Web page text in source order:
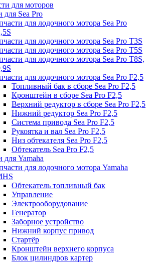
для моторов
для Sea Pro
для лодочного мотора Sea Pro
для лодочного мотора Sea Pro Т3S
для лодочного мотора Sea Pro Т5S
для лодочного мотора Sea Pro Т8S,
для лодочного мотора Sea Pro F2,5
Топливный бак в сборе Sea Pro F2,5
Кронштейн в сборе Sea Pro F2,5
Верхний редуктор в сборе Sea Pro F2,5
Нижний редуктор Sea Pro F2,5
Система привода Sea Pro F2,5
Рукоятка и вал Sea Pro F2,5
Низ обтекателя Sea Pro F2,5
Обтекатель Sea Pro F2,5
для Yamaha
для лодочного мотора Yamaha
Обтекатель топливный бак
Управление
Электрооборудование
Генератор
Заборное устройство
Нижний корпус привод
Стартёр
Кронштейн верхнего корпуса
Блок цилиндров картер